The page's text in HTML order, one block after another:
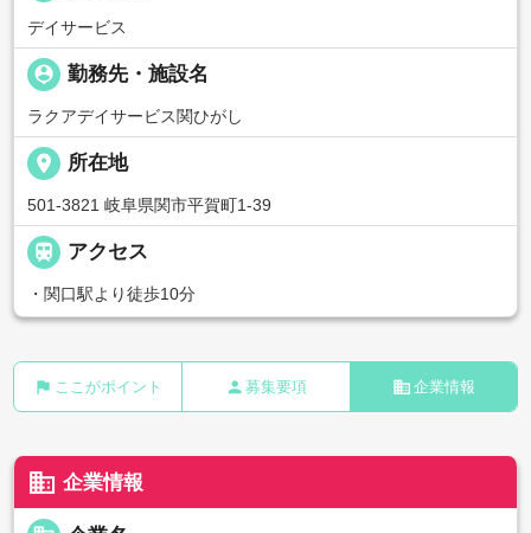
デイサービス
person_pin 勤務先・施設名
ラクアデイサービス関ひがし
place 所在地
501-3821 岐阜県関市平賀町1-39
 アクセス
・関口駅より徒歩10分
flag ここがポイント person 募集要項 business 企業情報
business 企業情報